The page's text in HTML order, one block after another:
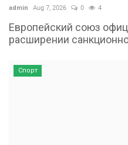
admin Aug 7, 2026 0 4
Европейский союз
расширении
Спорт